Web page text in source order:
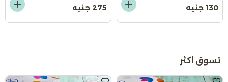
130 جنيه 275 جنيه
تسوق اكثر